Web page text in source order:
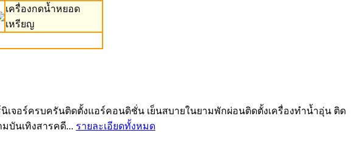
เครื่องกดน้ำหยอด
เหรียญ
จอร์ครบครันติดตั้งแอร์คอนดิชั่น เย็นสบายในยามพักผ่อนติดตั้งเครื่องทำน้ำอุ่น ติด
มบันเทิงสารคดี... รายละเอียดทั้งหมด